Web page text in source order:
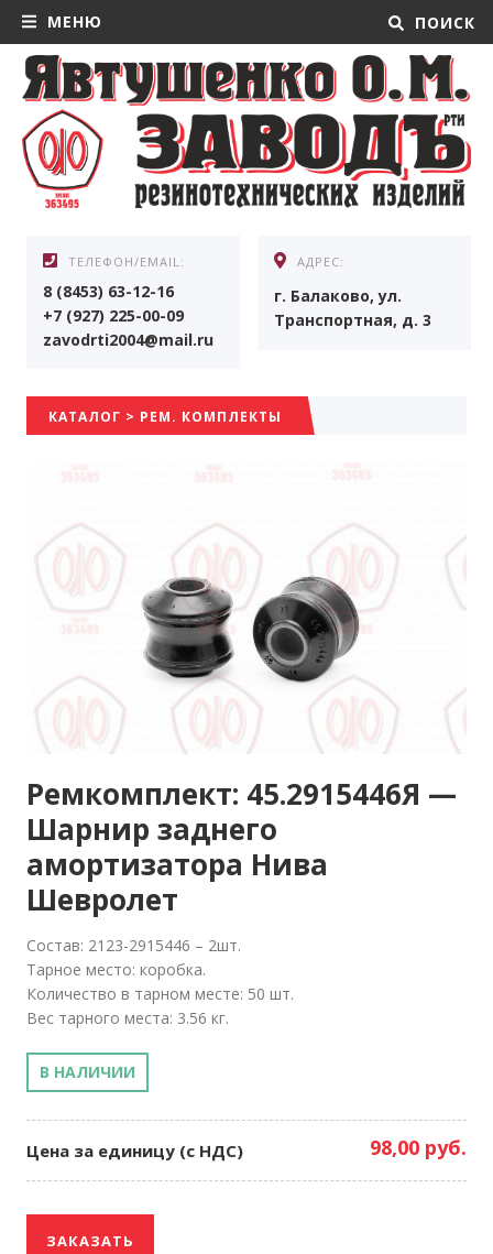
МЕНЮ ПОИСК
ТЕЛЕФОН/EMAIL:
8 (8453) 63-12-16
+7 (927) 225-00-09
zavodrti2004@mail.ru
АДРЕС:
г. Балаково, ул.
Транспортная, д. 3
КАТАЛОГ > РЕМ. КОМПЛЕКТЫ
Ремкомплект: 45.2915446Я —
Шарнир заднего
амортизатора Нива
Шевролет
Состав: 2123-2915446 – 2шт.
Тарное место: коробка.
Количество в тарном месте: 50 шт.
Вес тарного места: 3.56 кг.
В НАЛИЧИИ
Цена за единицу (с НДС) 98,00 руб.
ЗАКАЗАТЬ